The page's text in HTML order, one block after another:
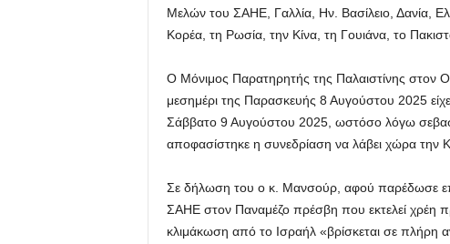
Μελών του ΣΑΗΕ, Γαλλία, Ην. Βασίλειο, Δανία,
Κορέα, τη Ρωσία, την Κίνα, τη Γουιάνα, το
Ο Μόνιμος Παρατηρητής της Παλαιστίνης στον
μεσημέρι της Παρασκευής 8 Αυγούστου 2025
Σάββατο 9 Αυγούστου 2025, ωστόσο λόγω
αποφασίστηκε η συνεδρίαση να λάβει χώρα την
Σε δήλωση του ο κ. Μανσούρ, αφού παρέδωσε
ΣΑΗΕ στον Παναμέζο πρέσβη που εκτελεί χρέη
κλιμάκωση από το Ισραήλ «βρίσκεται σε πλήρη